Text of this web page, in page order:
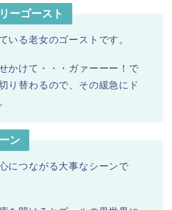
ーゴースト
いる老女のゴーストです。
かけて・・・ガァーーー！で
り替わるので、その緩急にド
ン
につながる大事なシーンで